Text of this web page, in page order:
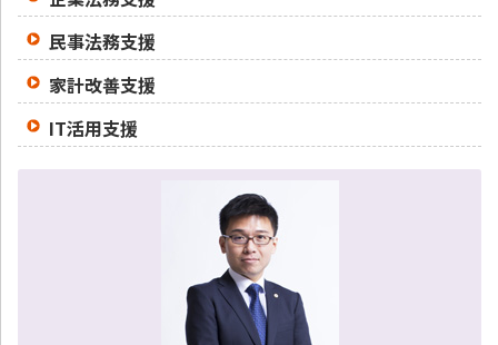
民事法務支援
家計改善支援
IT活用支援